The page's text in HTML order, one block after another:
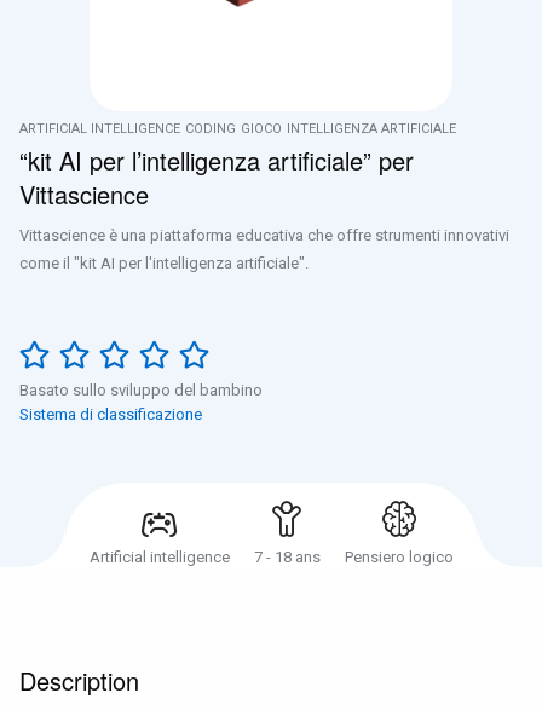
ARTIFICIAL INTELLIGENCE CODING GIOCO INTELLIGENZA ARTIFICIALE
“kit AI per l’intelligenza artificiale” per
Vittascience
Vittascience è una piattaforma educativa che offre strumenti innovativi
come il "kit AI per l'intelligenza artificiale".
Basato sullo sviluppo del bambino
Sistema di classificazione
Artificial intelligence 7 - 18 ans Pensiero logico
Description